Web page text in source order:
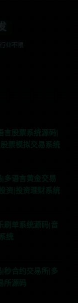
业不限
言股票系统源码|
票模拟交易系统
多语言黄金交易
资|投资理财系统
刷单系统源码|音
统
秒合约交易所|多
所源码